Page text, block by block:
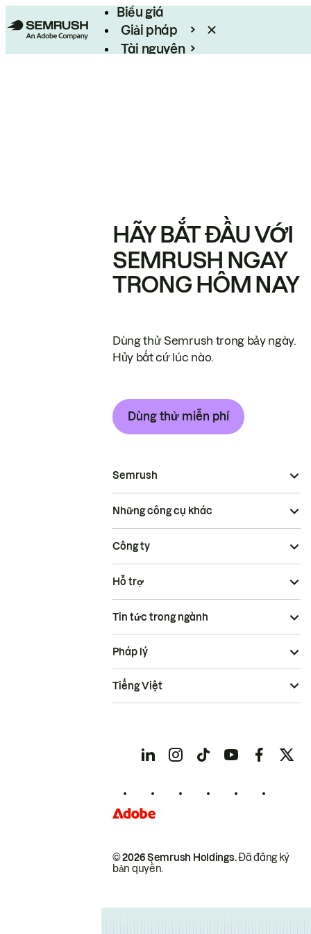
Biểu giá
Giải pháp
Tài nguyên
HÃY BẮT ĐẦU VỚI
SEMRUSH NGAY
TRONG HÔM NAY
Dùng thử Semrush trong bảy ngày.
Hủy bất cứ lúc nào.
Dùng thử miễn phí
Semrush
Những công cụ khác
Công ty
Hỗ trợ
Tin tức trong ngành
© 2026 Semrush Holdings.Đã đăng ký
bản quyền.
Pháp lý
Tiếng Việt